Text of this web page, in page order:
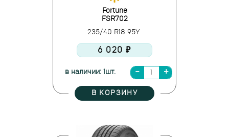
Fortune
FSR702
235/40 R18 95Y
6 020 ₽
в наличии: 1шт.
В КОРЗИНУ